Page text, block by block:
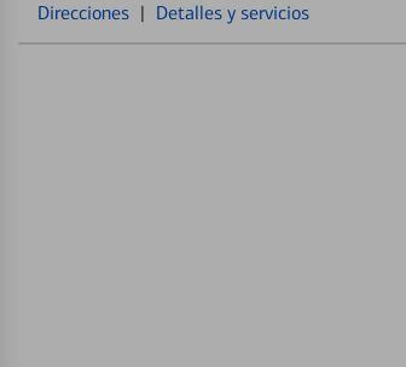
Direcciones | Detalles y servicios